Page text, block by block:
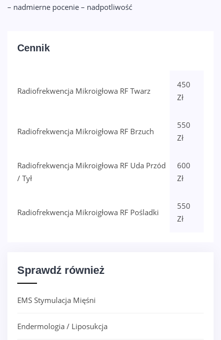
Sprawdź również
EMS Stymulacja Mięśni
Endermologia / Liposukcja
– nadmierne pocenie – nadpotliwość
Cennik
Radiofrekwencja Mikroigłowa RF Twarz
450
Zł
Radiofrekwencja Mikroigłowa RF Brzuch
550
Zł
Radiofrekwencja Mikroigłowa RF Uda Przód
/ Tył
600
Zł
Radiofrekwencja Mikroigłowa RF Pośladki
550
Zł